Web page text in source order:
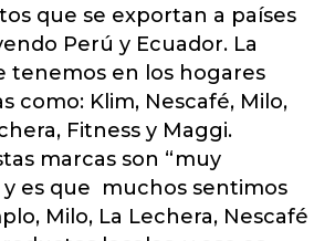
que se exportan a países
Perú y Ecuador. La
tenemos en los hogares
como: Klim, Nescafé, Milo,
Fitness y Maggi.
marcas son “muy
y es que muchos sentimos
Milo, La Lechera, Nescafé